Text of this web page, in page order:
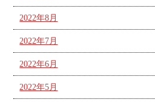
2022年8月
2022年7月
2022年6月
2022年5月